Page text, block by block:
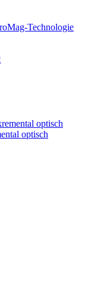
Technologie
optisch
optisch